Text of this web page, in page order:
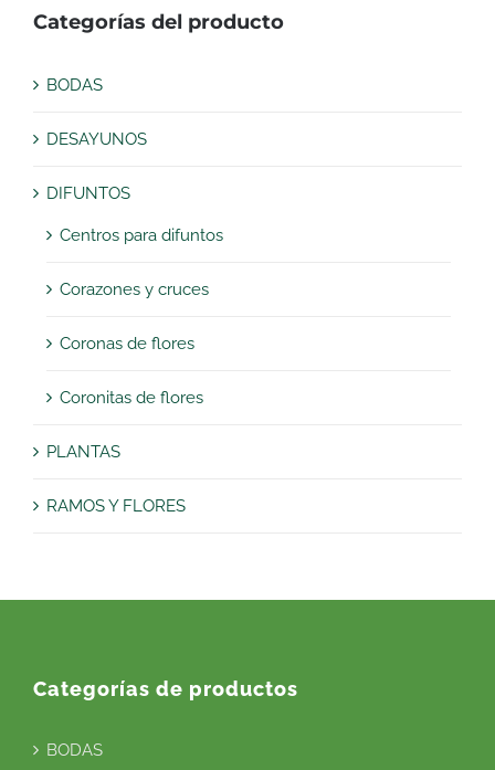
Categorías del producto
BODAS
DESAYUNOS
DIFUNTOS
Centros para difuntos
Corazones y cruces
Coronas de flores
Coronitas de flores
PLANTAS
RAMOS Y FLORES
Categorías de productos
BODAS